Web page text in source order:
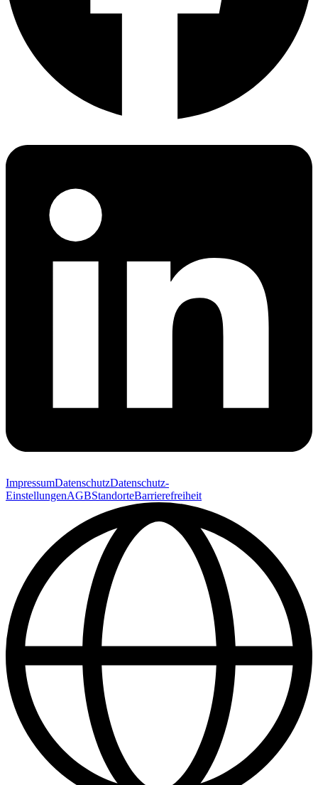
ImpressumDatenschutzDatenschutz-
EinstellungenAGBStandorteBarrierefreiheit